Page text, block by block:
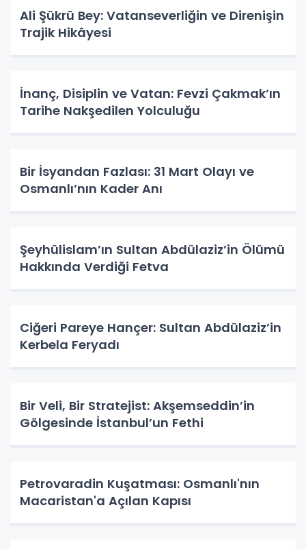
Ali Şükrü Bey: Vatanseverliğin ve Direnişin
Trajik Hikâyesi
İnanç, Disiplin ve Vatan: Fevzi Çakmak’ın
Tarihe Nakşedilen Yolculuğu
Bir İsyandan Fazlası: 31 Mart Olayı ve
Osmanlı’nın Kader Anı
Şeyhülislam’ın Sultan Abdülaziz’in Ölümü
Hakkında Verdiği Fetva
Ciğeri Pareye Hançer: Sultan Abdülaziz’in
Kerbela Feryadı
Bir Veli, Bir Stratejist: Akşemseddin’in
Gölgesinde İstanbul’un Fethi
Petrovaradin Kuşatması: Osmanlı'nın
Macaristan'a Açılan Kapısı